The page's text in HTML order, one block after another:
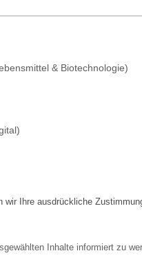
& Biotechnologie)
wir Ihre ausdrückliche
Inhalte informiert zu